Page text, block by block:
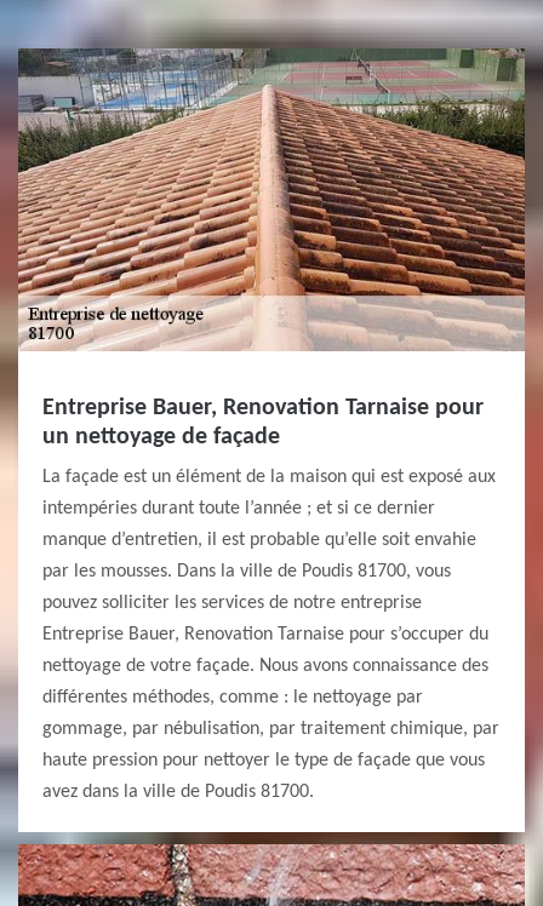
Entreprise Bauer, Renovation Tarnaise pour
un nettoyage de façade
La façade est un élément de la maison qui est exposé aux
intempéries durant toute l’année ; et si ce dernier
manque d’entretien, il est probable qu’elle soit envahie
par les mousses. Dans la ville de Poudis 81700, vous
pouvez solliciter les services de notre entreprise
Entreprise Bauer, Renovation Tarnaise pour s’occuper du
nettoyage de votre façade. Nous avons connaissance des
différentes méthodes, comme : le nettoyage par
gommage, par nébulisation, par traitement chimique, par
haute pression pour nettoyer le type de façade que vous
avez dans la ville de Poudis 81700.